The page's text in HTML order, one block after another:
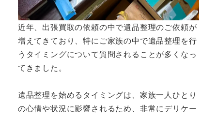
近年、出張買取の依頼の中で遺品整理のご依頼が
増えてきており、特にご家族の中で遺品整理を行
うタイミングについて質問されることが多くなっ
てきました。
遺品整理を始めるタイミングは、家族一人ひとり
の心情や状況に影響されるため、非常にデリケー